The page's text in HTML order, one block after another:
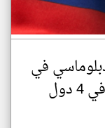
في
إفريقيا بافتتاح ممثليات في 4 دول